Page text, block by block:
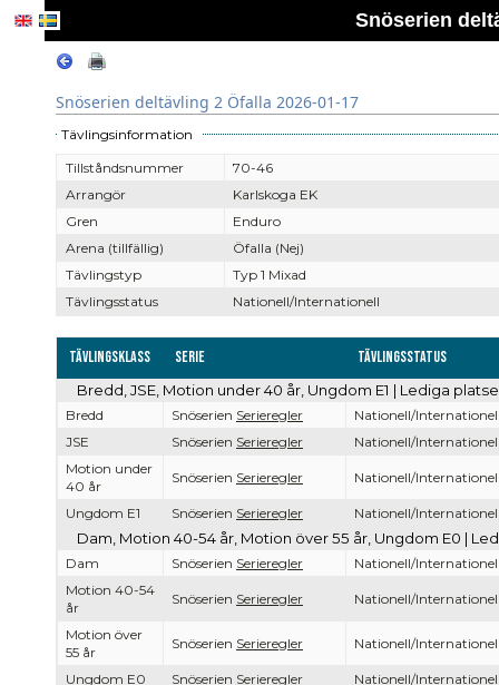
Snöserien
Snöserien deltävling 2 Öfalla 2026-01-17
Tävlingsinformation
Tillståndsnummer
70-46
Arrangör
Karlskoga EK
Gren
Enduro
Arena (tillfällig)
Öfalla (Nej)
Tävlingstyp
Typ 1 Mixad
Tävlingsstatus
Nationell/Internationell
Tävlingsklass Serie Tävlingsstatus
Bredd, JSE, Motion under 40 år, Ungdom E1 | Lediga
Bredd Snöserien Serieregler
Nationell/
JSE
Snöserien Serieregler
Nationell/
Motion under
40 år
Snöserien Serieregler Nationell/
Ungdom E1 Snöserien Serieregler Nationell/
Dam, Motion 40-54 år, Motion över 55 år, Ungdom E0 |
Dam Snöserien Serieregler
Nationell/
Motion 40-54
år
Snöserien Serieregler Nationell/
Motion över
55 år
Snöserien Serieregler Nationell/
Ungdom E0 Snöserien Serieregler Nationell/